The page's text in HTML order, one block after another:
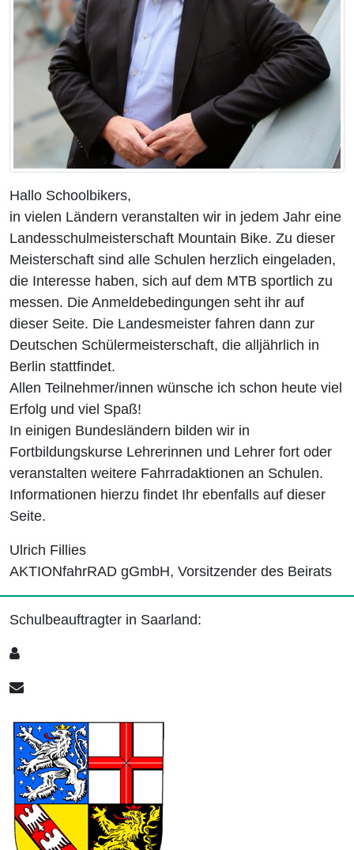
Hallo Schoolbikers,
in vielen Ländern veranstalten wir in jedem Jahr eine
Landesschulmeisterschaft Mountain Bike. Zu dieser
Meisterschaft sind alle Schulen herzlich eingeladen,
die Interesse haben, sich auf dem MTB sportlich zu
messen. Die Anmeldebedingungen seht ihr auf
dieser Seite. Die Landesmeister fahren dann zur
Deutschen Schülermeisterschaft, die alljährlich in
Berlin stattfindet.
Allen Teilnehmer/innen wünsche ich schon heute viel
Erfolg und viel Spaß!
In einigen Bundesländern bilden wir in
Fortbildungskurse Lehrerinnen und Lehrer fort oder
veranstalten weitere Fahrradaktionen an Schulen.
Informationen hierzu findet Ihr ebenfalls auf dieser
Seite.
Ulrich Fillies
AKTIONfahrRAD gGmbH, Vorsitzender des Beirats
Schulbeauftragter in Saarland: